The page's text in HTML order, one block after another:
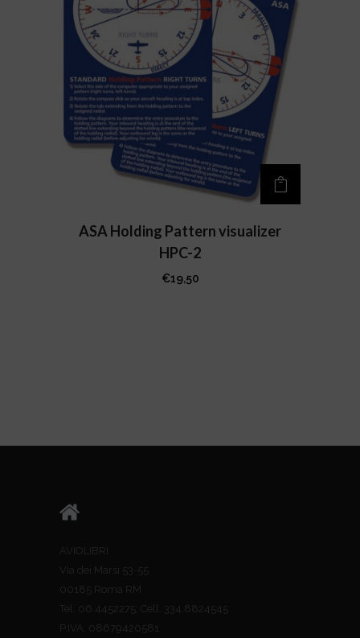
ASA Holding Pattern visualizer
HPC-2
€19,50
AVIOLIBRI
Via dei Marsi 53-55
00185 Roma RM
Tel. 06.4452275; Cell. 334.8824545
P.IVA: 08679420581